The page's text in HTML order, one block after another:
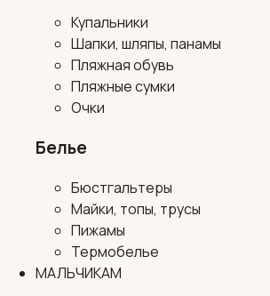
Купальники
Шапки, шляпы, панамы
Пляжная обувь
Пляжные сумки
Очки
Белье
Бюстгальтеры
Майки, топы, трусы
Пижамы
Термобелье
МАЛЬЧИКАМ